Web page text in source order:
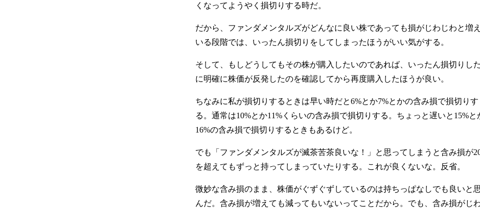
くなってようやく損切りする時だ。
だから、ファンダメンタルズがどんなに良い株であっても損がじわじわと増
いる段階では、いったん損切りをしてしまったほうがいい気がする。
そして、もしどうしてもその株が購入したいのであれば、いったん損切りし
に明確に株価が反発したのを確認してから再度購入したほうが良い。
ちなみに私が損切りするときは早い時だと6%とか7%とかの含み損で損切りす
る。通常は10%とか11%くらいの含み損で損切りする。ちょっと遅いと15%と
16%の含み損で損切りするときもあるけど。
でも「ファンダメンタルズが滅茶苦茶良いな！」と思ってしまうと含み損が
を超えてもずっと持ってしまっていたりする。これが良くないな。反省。
微妙な含み損のまま、株価がぐずぐずしているのは持ちっぱなしでも良いと
んだ。含み損が増えても減ってもいないってことだから。でも、含み損がじ